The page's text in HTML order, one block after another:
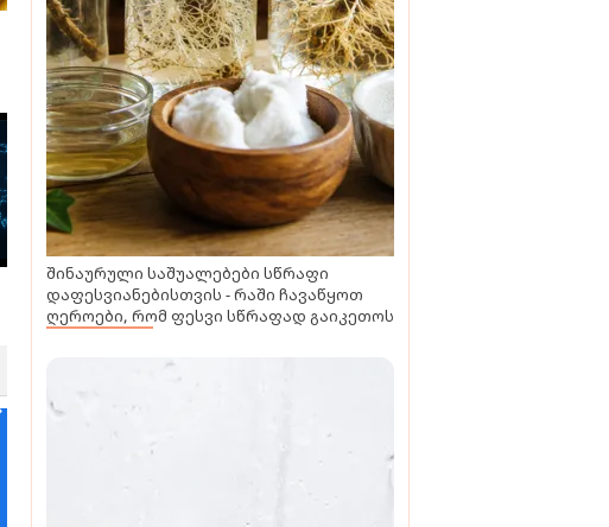
შინაურული საშუალებები სწრაფი
დაფესვიანებისთვის - რაში ჩავაწყოთ
ღეროები, რომ ფესვი სწრაფად გაიკეთოს